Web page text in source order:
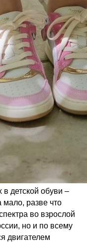
детской обуви –
мало, разве что
во взрослой
но и по всему
двигателем